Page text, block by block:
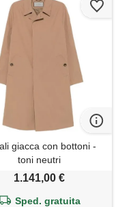
giacca con bottoni -
toni neutri
1.141,00 €
Sped. gratuita